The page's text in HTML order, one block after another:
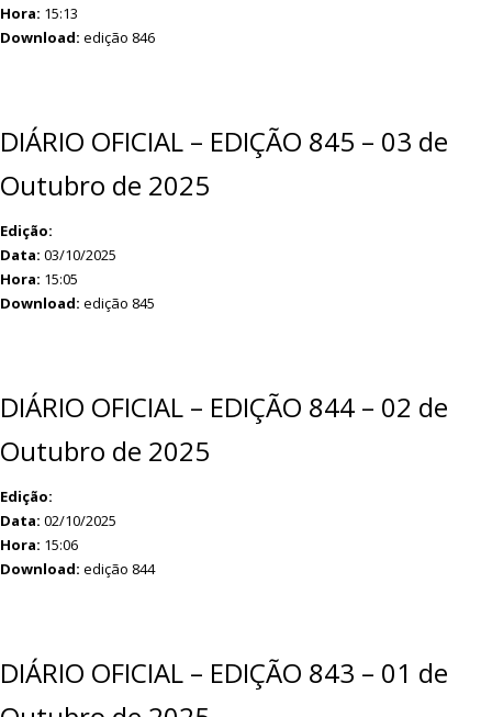
Hora: 15:13
Download: edição 846
DIÁRIO OFICIAL – EDIÇÃO 845 – 03 de
Outubro de 2025
Edição:
Data: 03/10/2025
Hora: 15:05
Download: edição 845
DIÁRIO OFICIAL – EDIÇÃO 844 – 02 de
Outubro de 2025
Edição:
Data: 02/10/2025
Hora: 15:06
Download: edição 844
DIÁRIO OFICIAL – EDIÇÃO 843 – 01 de